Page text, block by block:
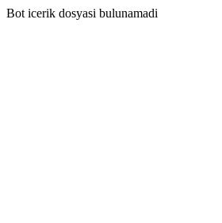
Bot icerik dosyasi bulunamadi